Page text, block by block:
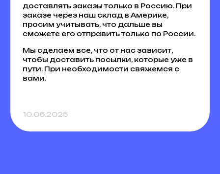
доставлять заказы только в Россию. При
заказе через наш склад в Америке,
просим учитывать, что дальше вы
сможете его отправить только по России.
Мы сделаем все, что от нас зависит,
чтобы доставить посылки, которые уже в
пути. При необходимости свяжемся с
вами.
10.06.2025